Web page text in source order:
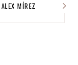
MÍREZ